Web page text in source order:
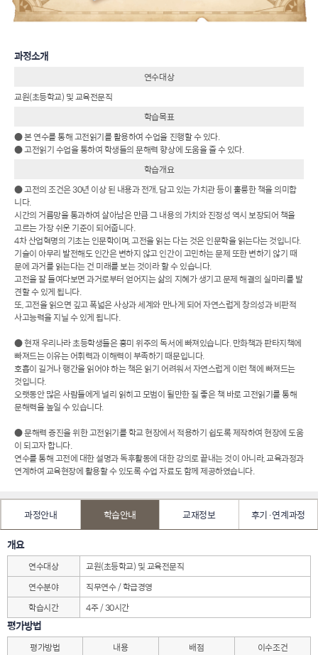
과정소개
연수대상
교원(초등학교) 및 교육전문직
학습목표
● 본 연수를 통해 고전읽기를 활용하여 수업을 진행할 수 있다.
● 고전읽기 수업을 통하여 학생들의 문해력 향상에 도움을 줄 수 있다.
학습개요
● 고전의 조건은 30년 이상 된 내용과 전개, 담고 있는 가치관 등이 훌륭한 책을 의미합
니다.
시간의 거름망을 통과하여 살아남은 만큼 그 내용의 가치와 진정성 역시 보장되어 책을
고르는 가장 쉬운 기준이 되어줍니다.
4차 산업혁명의 기초는 인문학이며, 고전을 읽는 다는 것은 인문학을 읽는다는 것입니다.
기술이 아무리 발전해도 인간은 변하지 않고 인간이 고민하는 문제 또한 변하기 않기 때
문에 과거를 읽는다는 건 미래를 보는 것이라 할 수 있습니다.
고전을 잘 들여다보면 과거로부터 얻어지는 삶의 지혜가 생기고 문제 해결의 실마리를 발
견할 수 있게 됩니다.
또, 고전을 읽으면 깊고 폭넓은 사상과 세계와 만나게 되어 자연스럽게 창의성과 비판적
사고능력을 지닐 수 있게 됩니다.
● 현재 우리나라 초등학생들은 흥미 위주의 독서에 빠져있습니다. 만화책과 판타지책에
빠져드는 이유는 어휘력과 이해력이 부족하기 때문입니다.
호흡이 길거나 행간을 읽어야 하는 책은 읽기 어려워서 자연스럽게 이런 책에 빠져드는
것입니다.
오랫동안 많은 사람들에게 널리 읽히고 모범이 될만한 질 좋은 책 바로 고전읽기를 통해
문해력을 높일 수 있습니다.
● 문해력 증진을 위한 고전읽기를 학교 현장에서 적용하기 쉽도록 제작하여 현장에 도움
이 되고자 합니다.
연수를 통해 고전에 대한 설명과 독후활동에 대한 강의로 끝내는 것이 아니라, 교육과정과
연계하여 교육현장에 활용할 수 있도록 수업 자료도 함께 제공하였습니다.
과정안내 학습안내 교재정보 후기·연계과정
개요
연수대상
교원(초등학교) 및 교육전문직
연수분야
직무연수 / 학급경영
학습시간
4주 / 30시간
평가방법
평가방법 내용 배점 이수조건